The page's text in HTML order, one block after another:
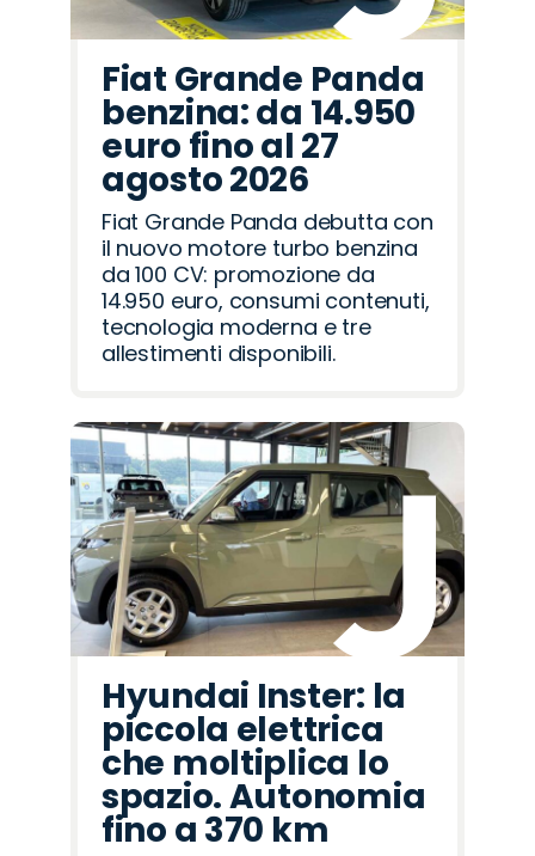
Fiat Grande Panda
benzina: da 14.950
euro fino al 27
agosto 2026
Fiat Grande Panda debutta con
il nuovo motore turbo benzina
da 100 CV: promozione da
14.950 euro, consumi contenuti,
tecnologia moderna e tre
allestimenti disponibili.
Hyundai Inster: la
piccola elettrica
che moltiplica lo
spazio. Autonomia
fino a 370 km